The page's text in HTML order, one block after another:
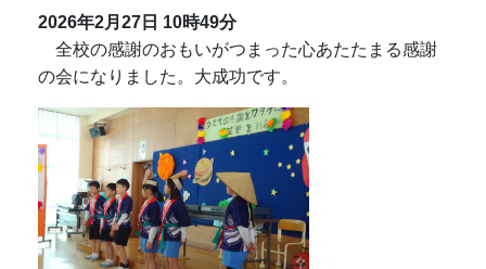
2026年2月27日 10時49分
全校の感謝のおもいがつまった心あたたまる感謝
の会になりました。大成功です。